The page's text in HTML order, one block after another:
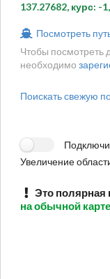
137.27682, курс: -
Посмотреть
Чтобы посмотреть
необходимо
Поискать свежую
Увеличение
Это полярная
на обычной карте